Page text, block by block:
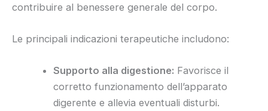
contribuire al benessere generale del corpo.
Le principali indicazioni terapeutiche includono:
Supporto alla digestione: Favorisce il
corretto funzionamento dell’apparato
digerente e allevia eventuali disturbi.